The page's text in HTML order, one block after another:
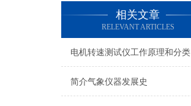
相关文章
RELEVANT ARTICLES
电机转速测试仪工作原理和分类
简介气象仪器发展史